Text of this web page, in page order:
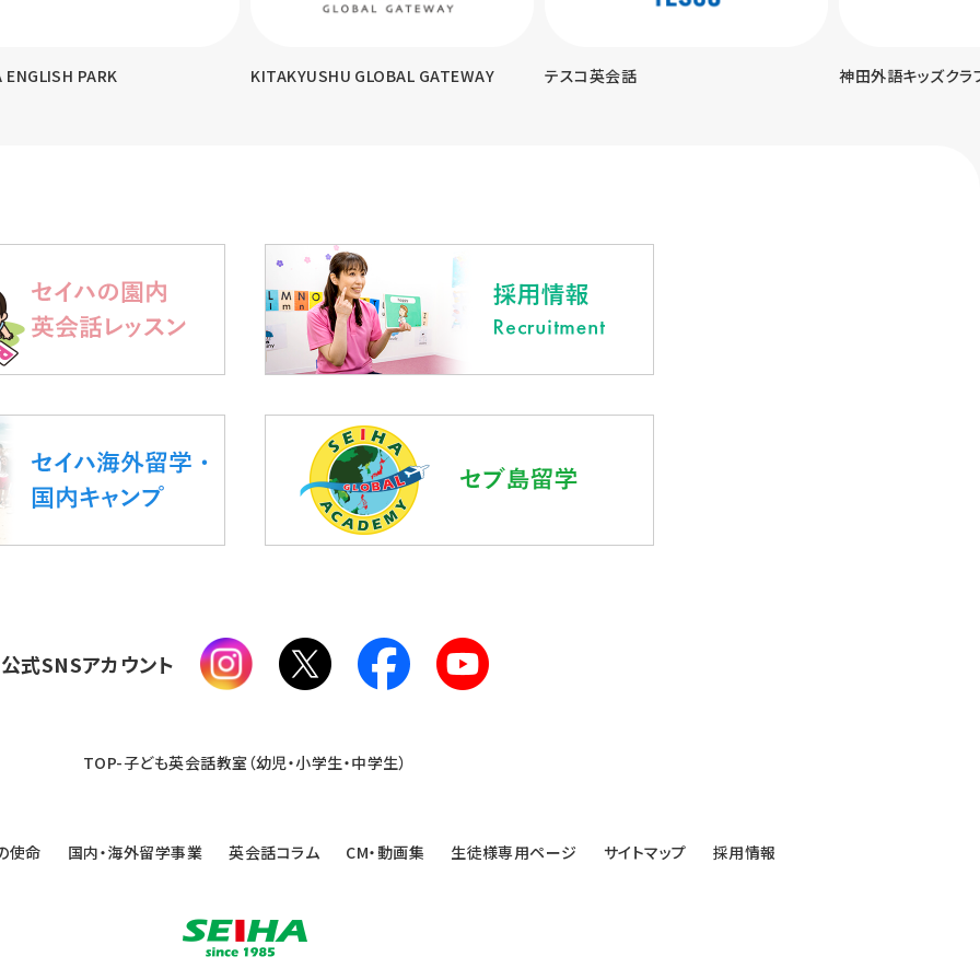
GLOBAL GATEWAY テスコ英会話 神田外語キッズクラブ UPトーク
公式SNSアカウント
TOP-子ども英会話教室（幼児・小学生・中学生）
使命 国内・海外留学事業 英会話コラム CM・動画集 生徒様専用ページ サイトマップ 採用情報